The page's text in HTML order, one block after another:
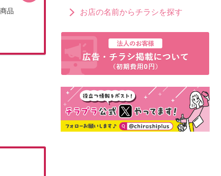
品 今月のお買い得品(WEBチラシ)
お店の名前からチラシを探す